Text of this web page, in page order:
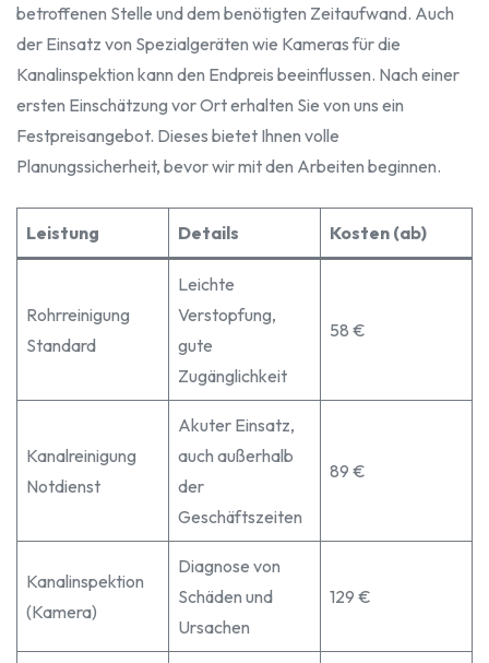
betroffenen Stelle und dem benötigten Zeitaufwand. Auch
der Einsatz von Spezialgeräten wie Kameras für die
Kanalinspektion kann den Endpreis beeinflussen. Nach einer
ersten Einschätzung vor Ort erhalten Sie von uns ein
Festpreisangebot. Dieses bietet Ihnen volle
Planungssicherheit, bevor wir mit den Arbeiten beginnen.
Leistung Details Kosten (ab)
Rohrreinigung
Standard
Leichte
Verstopfung,
gute
Zugänglichkeit
58 €
Kanalreinigung
Notdienst
Akuter Einsatz,
auch außerhalb
der
Geschäftszeiten
89 €
Kanalinspektion
(Kamera)
Diagnose von
Schäden und
Ursachen
129 €